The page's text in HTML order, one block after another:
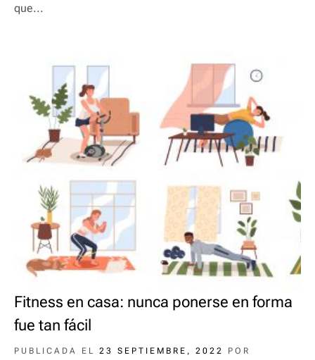
que...
Fitness en casa: nunca ponerse en forma
fue tan fácil
PUBLICADA EL 23 SEPTIEMBRE, 2022
POR